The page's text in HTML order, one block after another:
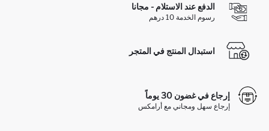
الدفع عند الاستلام - مجانا
رسوم الخدمة 10 درهم
استبدال المنتج في المتجر
إرجاع في غضون 30 يوماً
إرجاع سهل ومجاني مع أرامكس